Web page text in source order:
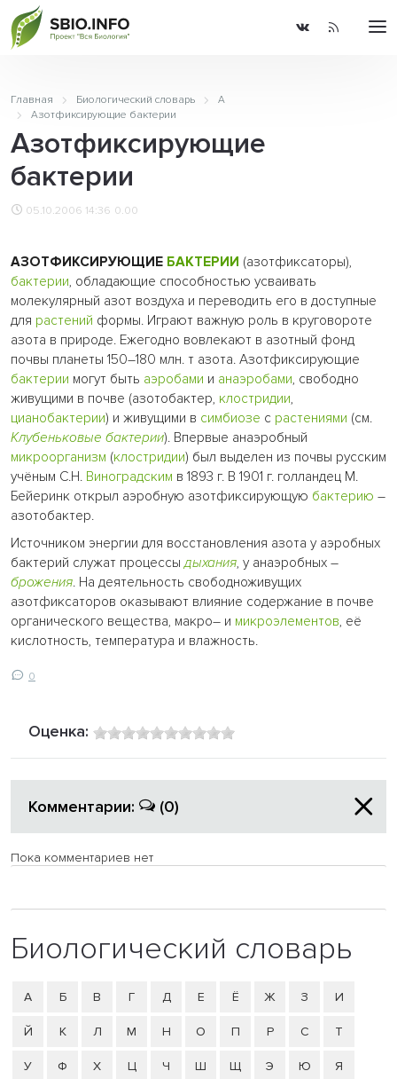
Главная Биологический словарь
А
Азотфиксирующие бактерии
Азотфиксирующие
бактерии
05.10.2006 14:36 0.00
АЗОТФИКСИРУЮЩИЕ БАКТЕРИИ (азотфиксаторы),
бактерии, обладающие способностью усваивать
молекулярный азот воздуха и переводить его в доступные
для растений формы. Играют важную роль в круговороте
азота в природе. Ежегодно вовлекают в азотный фонд
почвы планеты 150–180 млн. т азота. Азотфиксирующие
бактерии могут быть аэробами и анаэробами, свободно
живущими в почве (азотобактер, клостридии,
цианобактерии) и живущими в симбиозе с растениями (см.
Клубеньковые бактерии). Впервые анаэробный
микроорганизм (клостридии) был выделен из почвы русским
учёным С.Н. Виноградским в 1893 г. В 1901 г. голландец М.
Бейеринк открыл аэробную азотфиксирующую бактерию –
азотобактер.
Источником энергии для восстановления азота у аэробных
бактерий служат процессыдыхания, у анаэробных –
брожения. На деятельность свободноживущих
азотфиксаторов оказывают влияние содержание в почве
органического вещества, макро– и микроэлементов, её
кислотность, температура и влажность.
0
Оценка:
Комментарии: (0)
Пока комментариев нет
Биологический словарь
А Б В Г Д Е Ё Ж З И
Й К Л М Н О П Р С Т
У Ф Х Ц Ч Ш Щ Э Ю Я